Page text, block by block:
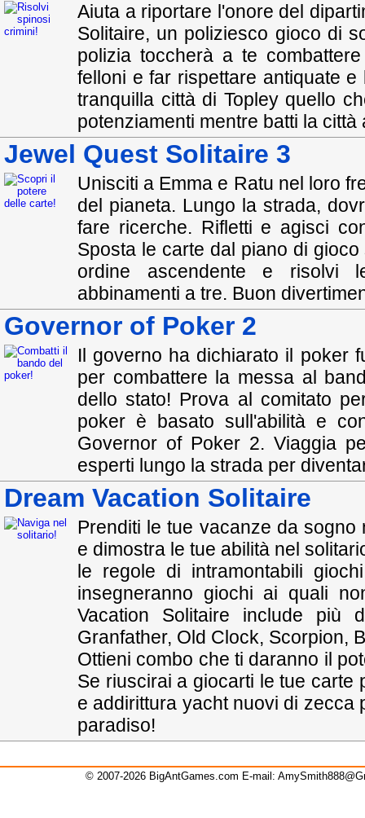
Aiuta a riportare l'onore del
Solitaire, un poliziesco gioco di
polizia toccherà a te
felloni e far rispettare antiquate
tranquilla città di Topley quello
potenziamenti mentre batti la
Jewel Quest Solitaire 3
Unisciti a Emma e Ratu nel loro
del pianeta. Lungo la strada,
fare ricerche. Rifletti e agisci
Sposta le carte dal piano di
ordine ascendente e risolvi
abbinamenti a tre. Buon
Governor of Poker 2
Il governo ha dichiarato il poker
per combattere la messa al
dello stato! Prova al comitato
poker è basato sull'abilità e
Governor of Poker 2. Viaggia
esperti lungo la strada per
Dream Vacation Solitaire
Prenditi le tue vacanze da
e dimostra le tue abilità nel
le regole di intramontabili
insegneranno giochi ai quali
Vacation Solitaire include più
Granfather, Old Clock, Scorpion,
Ottieni combo che ti daranno il
Se riuscirai a giocarti le tue carte
e addirittura yacht nuovi di zecca
paradiso!
© 2007-2026 BigAntGames.com E-mail: